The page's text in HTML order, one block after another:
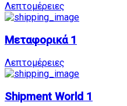
Λεπτομέρειες
Μεταφορικά 1
Λεπτομέρειες
Shipment World 1